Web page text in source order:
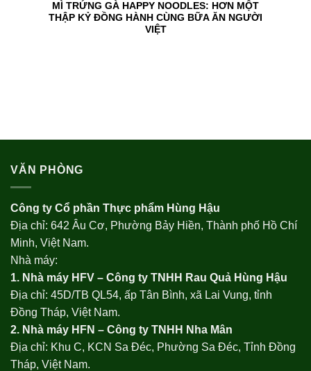
MÌ TRỨNG GÀ HAPPY NOODLES: HƠN MỘT
THẬP KỶ ĐỒNG HÀNH CÙNG BỮA ĂN NGƯỜI
VIỆT
VĂN PHÒNG
Công ty Cổ phần Thực phẩm Hùng Hậu
Địa chỉ: 642 Âu Cơ, Phường Bảy Hiền, Thành phố Hồ Chí
Minh, Việt Nam.
Nhà máy:
1. Nhà máy HFV – Công ty TNHH Rau Quả Hùng Hậu
Địa chỉ: 45D/TB QL54, ấp Tân Bình, xã Lai Vung, tỉnh
Đồng Tháp, Việt Nam.
2. Nhà máy HFN – Công ty TNHH Nha Mân
Địa chỉ: Khu C, KCN Sa Đéc, Phường Sa Đéc, Tỉnh Đồng
Tháp, Việt Nam.